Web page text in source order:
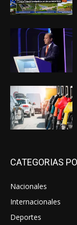
CATEGORIAS
Nacionales
Internacionales
Deportes